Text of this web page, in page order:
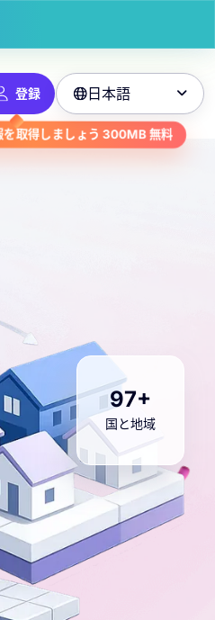
登録
を取得しましょう300MB無料
日本語 
100+
国と地域